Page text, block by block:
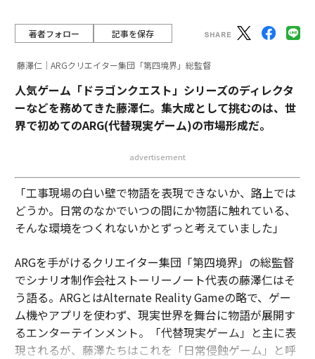
著者フォロー 記事を保存
藤澤仁｜ARGクリエイター集団「第四境界」総監督
人気ゲーム「ドラゴンクエスト」シリーズのディレクタ
ーなどを務めてきた藤澤仁。集大成として挑むのは、世
界で初めてのARG(代替現実ゲーム)の市場形成だ。
advertisement
「工事現場の白い壁で物語を表現できないか、路上では
どうか。日常のなかでいつの間にか物語に触れている、
そんな環境をつくれないかとずっと考えていました」
ARGを手がけるクリエイター集団「第四境界」の総監督
でシナリオ制作会社ストーリーノート代表の藤澤仁はそ
う語る。ARGとはAlternate Reality Gameの略で、ゲー
ム機やアプリを使わず、現実世界を舞台に物語が展開す
るエンターテインメント。「代替現実ゲーム」と主に表
現されるが、藤澤たちはこれを「日常侵蝕ゲーム」と呼